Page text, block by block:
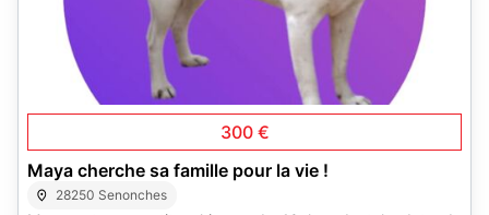
300 €
Maya cherche sa famille pour la vie !
28250 Senonches